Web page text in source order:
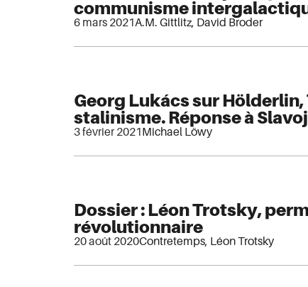
communisme
6 mars 2021A.M. Gittlitz, David Broder
Georg Lukács sur
stalinisme. Réponse à
3 février 2021Michael Löwy
Dossier : Léon Trotsky,
révolutionnaire
20 août 2020Contretemps, Léon Trotsky